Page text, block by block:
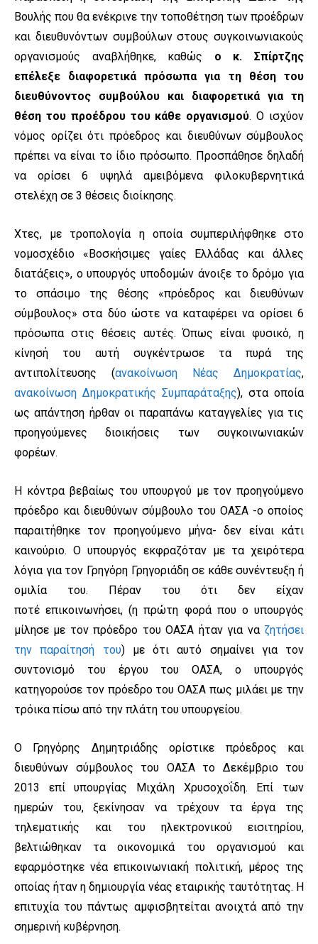
Βουλής που θα ενέκρινε την τοποθέτηση των προέδρων
και διευθυνόντων συμβούλων στους συγκοινωνιακούς
οργανισμούς αναβλήθηκε, καθώς ο κ. Σπίρτζης
επέλεξε διαφορετικά πρόσωπα για τη θέση του
διευθύνοντος συμβούλου και διαφορετικά για τη
θέση του προέδρου του κάθε οργανισμού. Ο ισχύον
νόμος ορίζει ότι πρόεδρος και διευθύνων σύμβουλος
πρέπει να είναι το ίδιο πρόσωπο. Προσπάθησε δηλαδή
να ορίσει 6 υψηλά αμειβόμενα φιλοκυβερνητικά
στελέχη σε 3 θέσεις διοίκησης.
Χτες, με τροπολογία η οποία συμπεριλήφθηκε στο
νομοσχέδιο «Βοσκήσιμες γαίες Ελλάδας και άλλες
διατάξεις», ο υπουργός υποδομών άνοιξε το δρόμο για
το σπάσιμο της θέσης «πρόεδρος και διευθύνων
σύμβουλος» στα δύο ώστε να καταφέρει να ορίσει 6
πρόσωπα στις θέσεις αυτές. Όπως είναι φυσικό, η
κίνησή του αυτή συγκέντρωσε τα πυρά της
αντιπολίτευσης (ανακοίνωση Νέας Δημοκρατίας,
ανακοίνωση Δημοκρατικής Συμπαράταξης), στα οποία
ως απάντηση ήρθαν οι παραπάνω καταγγελίες για τις
προηγούμενες διοικήσεις των συγκοινωνιακών
φορέων.
Η κόντρα βεβαίως του υπουργού με τον προηγούμενο
πρόεδρο και διευθύνων σύμβουλο του ΟΑΣΑ -ο οποίος
παραιτήθηκε τον προηγούμενο μήνα- δεν είναι κάτι
καινούριο. Ο υπουργός εκφραζόταν με τα χειρότερα
λόγια για τον Γρηγόρη Γρηγοριάδη σε κάθε συνέντευξη ή
ομιλία του. Πέραν του ότι δεν είχαν
ποτέ επικοινωνήσει, (η πρώτη φορά που ο υπουργός
μίλησε με τον πρόεδρο του ΟΑΣΑ ήταν για να ζητήσει
την παραίτησή του) με ότι αυτό σημαίνει για τον
συντονισμό του έργου του ΟΑΣΑ, ο υπουργός
κατηγορούσε τον πρόεδρο του ΟΑΣΑ πως μιλάει με την
τρόικα πίσω από την πλάτη του υπουργείου.
Ο Γρηγόρης Δημητριάδης ορίστικε πρόεδρος και
διευθύνων σύμβουλος του ΟΑΣΑ το Δεκέμβριο του
2013 επί υπουργίας Μιχάλη Χρυσοχοΐδη. Επί των
ημερών του, ξεκίνησαν να τρέχουν τα έργα της
τηλεματικής και του ηλεκτρονικού εισιτηρίου,
βελτιώθηκαν τα οικονομικά του οργανισμού και
εφαρμόστηκε νέα επικοινωνιακή πολιτική, μέρος της
οποίας ήταν η δημιουργία νέας εταιρικής ταυτότητας. Η
επιτυχία του πάντως αμφισβητείται ανοιχτά από την
σημερινή κυβέρνηση.